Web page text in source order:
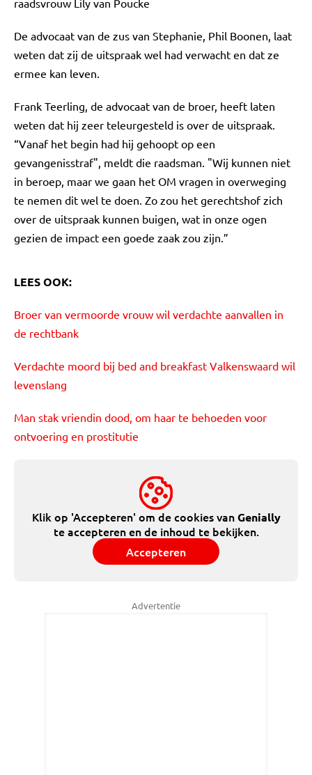
raadsvrouw Lily van Poucke
De advocaat van de zus van Stephanie, Phil Boonen, laat
weten dat zij de uitspraak wel had verwacht en dat ze
ermee kan leven.
Frank Teerling, de advocaat van de broer, heeft laten
weten dat hij zeer teleurgesteld is over de uitspraak.
“Vanaf het begin had hij gehoopt op een
gevangenisstraf", meldt die raadsman. "Wij kunnen niet
in beroep, maar we gaan het OM vragen in overweging
te nemen dit wel te doen. Zo zou het gerechtshof zich
over de uitspraak kunnen buigen, wat in onze ogen
gezien de impact een goede zaak zou zijn.”
LEES OOK:
Broer van vermoorde vrouw wil verdachte aanvallen in
de rechtbank
Verdachte moord bij bed and breakfast Valkenswaard wil
levenslang
Man stak vriendin dood, om haar te behoeden voor
ontvoering en prostitutie
Klik op 'Accepteren' om de cookies vanGenially
te accepteren en de inhoud te bekijken.
Accepteren
Advertentie